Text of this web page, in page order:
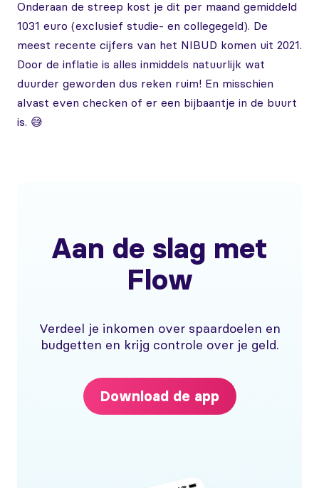
Onderaan de streep kost je dit per maand gemiddeld
1031 euro (exclusief studie- en collegegeld). De
meest recente cijfers van het NIBUD komen uit 2021.
Door de inflatie is alles inmiddels natuurlijk wat
duurder geworden dus reken ruim! En misschien
alvast even checken of er een bijbaantje in de buurt
is. 😅
Aan de slag met
Flow
Verdeel je inkomen over spaardoelen en
budgetten en krijg controle over je geld.
Download de app